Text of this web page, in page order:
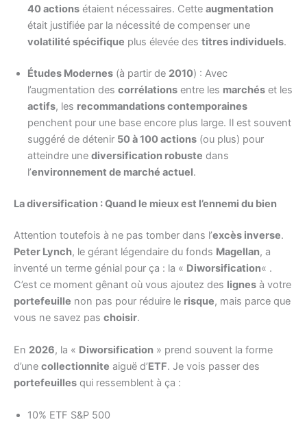
40 actions étaient nécessaires. Cette augmentation
était justifiée par la nécessité de compenser une
volatilité spécifique plus élevée des titres individuels.
Études Modernes (à partir de 2010) : Avec
l’augmentation des corrélations entre les marchés et les
actifs, les recommandations contemporaines
penchent pour une base encore plus large. Il est souvent
suggéré de détenir 50 à 100 actions (ou plus) pour
atteindre une diversification robuste dans
l’environnement de marché actuel.
La diversification : Quand le mieux est l’ennemi du bien
Attention toutefois à ne pas tomber dans l’excès inverse.
Peter Lynch, le gérant légendaire du fonds Magellan, a
inventé un terme génial pour ça : la « Diworsification« .
C’est ce moment gênant où vous ajoutez des lignes à votre
portefeuille non pas pour réduire le risque, mais parce que
vous ne savez pas choisir.
En 2026, la « Diworsification » prend souvent la forme
d’une collectionnite aiguë d’ETF. Je vois passer des
portefeuilles qui ressemblent à ça :
10% ETF S&P 500